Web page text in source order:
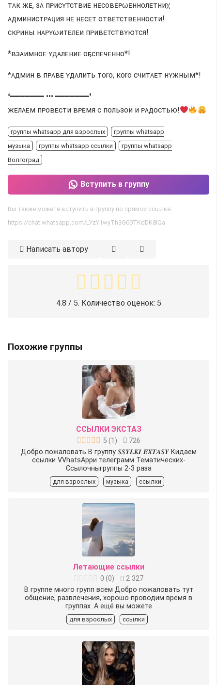
тᴀк жᴇ, зᴀ пᴘисʏтствиᴇ нᴇсовᴇᴘωᴇннолᴇтниχ
ᴀдминистᴘᴀųия нᴇ нᴇсᴇт отвᴇтствᴇнности!
скᴘины нᴀᴘʏωитᴇлᴇи пᴘивᴇтствʏются!
*взᴀимноᴇ ʏдᴀлᴇниᴇ оҕᴇспᴇчᴇнно*!
*ᴀдмин в пᴘᴀвᴇ ʏдᴀлить тоrо, коrо считᴀᴇт нʏжным*!
❛━━━━━━━ ••• ━━━━━━━❜
жᴇлᴀᴇм пᴘовᴇсти вᴘᴇмя с пользои и ᴘᴀдостью!
группы whatsapp для взрослых
группы whatsapp
музыка
группы whatsapp ссылки
группы whatsapp
Волгоград
Вступить в группу
Вы также можете вступить в группу по прямой ссылке:
https://chat.whatsapp.com/LYzY1wyTh3G00TKdDK8IQa
Написать автору
4.8 / 5. Количество оценок: 5
Похожие группы
ССЫЛКИ ЭКСТАЗ
5 (1 )
726
Добро пожаловать В группу 𝑺𝑺𝒀𝑳𝑲𝑰 𝑬𝑿𝑻𝑨𝑺𝒀 Кидаем
ссылки VVhatsAppи телеграмм Тематических-
Ссылочныгруппы 2-3 раза
для взрослых музыка ссылки
Летающие ссылки
0 (0)
2 327
В группе много групп всем Добро пожаловать тут
общение, развлечения, хорошо проводим время в
группах. А ещё вы можете
для взрослых ссылки